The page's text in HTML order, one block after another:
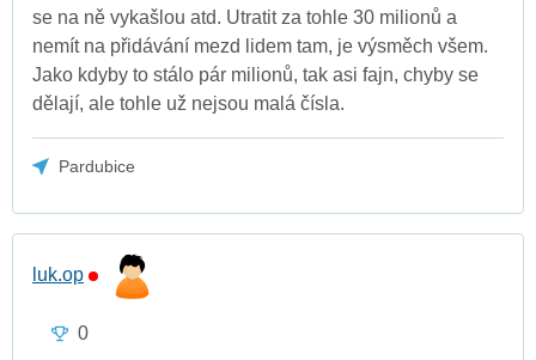
se na ně vykašlou atd. Utratit za tohle 30 milionů a
nemít na přidávání mezd lidem tam, je výsměch všem.
Jako kdyby to stálo pár milionů, tak asi fajn, chyby se
dělají, ale tohle už nejsou malá čísla.
Pardubice
luk.op
0